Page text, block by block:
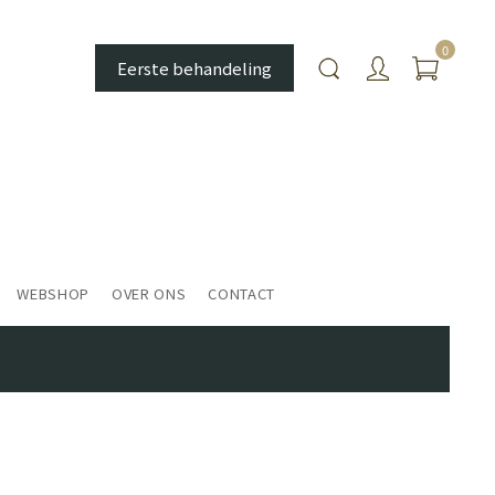
Eerste behandeling
0
WEBSHOP OVER ONS CONTACT